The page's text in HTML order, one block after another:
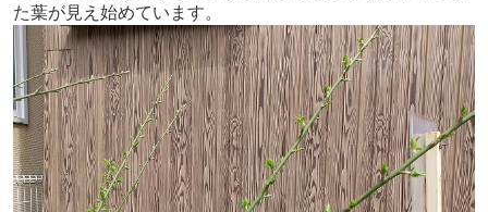
た葉が見え始めています。